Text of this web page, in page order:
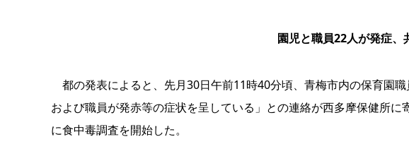
園児と職員22人が発症、
都の発表によると、先月30日午前11時40分頃、青梅市内の保育園
および職員が発赤等の症状を呈している」との連絡が西多摩保健所
に食中毒調査を開始した。